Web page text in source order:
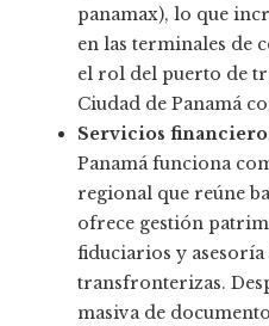
panamax), lo que
en las terminales de
el rol del puerto de
Ciudad de Panamá
Servicios
Panamá funciona
regional que reúne
ofrece gestión
fiduciarios y
transfronterizas.
masiva de